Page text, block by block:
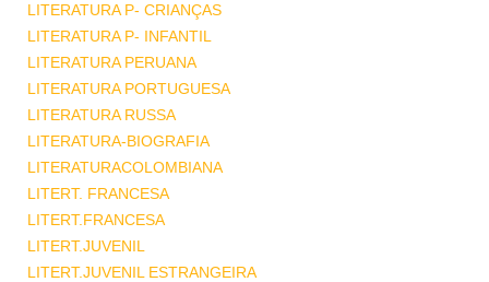
LITERATURA P- CRIANÇAS
LITERATURA P- INFANTIL
LITERATURA PERUANA
LITERATURA PORTUGUESA
LITERATURA RUSSA
LITERATURA-BIOGRAFIA
LITERATURACOLOMBIANA
LITERT. FRANCESA
LITERT.FRANCESA
LITERT.JUVENIL
LITERT.JUVENIL ESTRANGEIRA